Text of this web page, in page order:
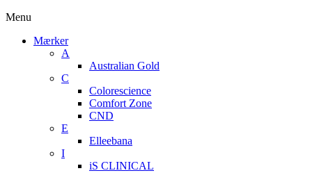
Menu
Mærker
A
Australian Gold
C
Colorescience
Comfort Zone
CND
E
Elleebana
I
iS CLINICAL